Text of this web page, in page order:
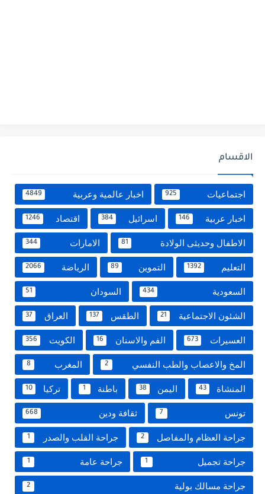
الاقسام
اجتماعيات 925 اخبار عالمية وعربية 4849
اخبار عربية 146 اسرائيل 384 اقتصاد 1246
الاطفال وحديثى الولادة 81 الامارات 344
التعليم 1392 التموين 89 الرياضة 2066
السعودية 434 السودان 51
الشئون الاجتماعية 21 الطقس 137 العراق 37
العسيرات 673 الفم والاسنان 16 الكويت 356
المخ والاعصاب والطب النفسي 2 المغرب 8
المنشاة 43 اليمن 38 باطنة 1 تركيا 10
تونس 7 ثقافة ودين 668
جراحة العظام والمفاصل 2 جراحة القلب والصدر 1
جراحة تجميل 1 جراحة عامة 1
جراحة مسالك بولية 2